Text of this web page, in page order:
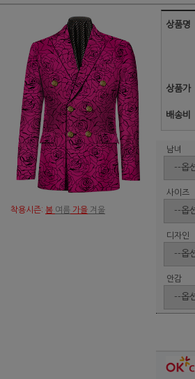
착용시즌: 봄 여름 가을 겨울
상품명
상품가
배송비
남녀
사이즈
디자인
안감